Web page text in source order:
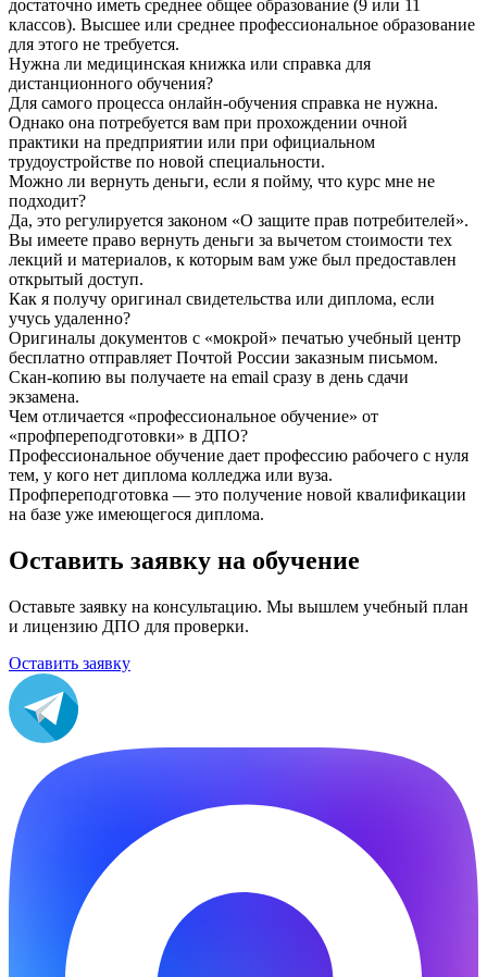
достаточно иметь среднее общее образование (9 или 11
классов). Высшее или среднее профессиональное образование
для этого не требуется.
Нужна ли медицинская книжка или справка для
дистанционного обучения?
Для самого процесса онлайн-обучения справка не нужна.
Однако она потребуется вам при прохождении очной
практики на предприятии или при официальном
трудоустройстве по новой специальности.
Можно ли вернуть деньги, если я пойму, что курс мне не
подходит?
Да, это регулируется законом «О защите прав потребителей».
Вы имеете право вернуть деньги за вычетом стоимости тех
лекций и материалов, к которым вам уже был предоставлен
открытый доступ.
Как я получу оригинал свидетельства или диплома, если
учусь удаленно?
Оригиналы документов с «мокрой» печатью учебный центр
бесплатно отправляет Почтой России заказным письмом.
Скан-копию вы получаете на email сразу в день сдачи
экзамена.
Чем отличается «профессиональное обучение» от
«профпереподготовки» в ДПО?
Профессиональное обучение дает профессию рабочего с нуля
тем, у кого нет диплома колледжа или вуза.
Профпереподготовка — это получение новой квалификации
на базе уже имеющегося диплома.
Оставить заявку на обучение
Оставьте заявку на консультацию. Мы вышлем учебный план
и лицензию ДПО для проверки.
Оставить заявку